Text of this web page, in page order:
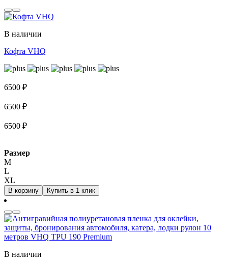
В наличии
Кофта VHQ
6500 ₽
6500 ₽
6500 ₽
Размер
M
L
XL
В корзину Купить в 1 клик
В наличии